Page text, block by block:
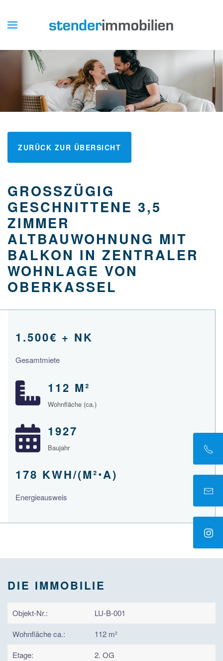
ZURÜCK ZUR ÜBERSICHT
GROSSZÜGIG G
ESCHNITTENE 3,5 Z
IMMER A
LTBAUWOHNUNG MIT B
ALKON IN ZENTRALER W
OHNLAGE VON O
BERKASSEL
1.500€ + NK
Gesamtmiete
112 M²
Wohnfläche (ca.)
1927
Baujahr
178 KWH/(M²ꞏA)
Energieausweis
DIE IMMOBILIE
Objekt-Nr.:
LU-B-001
Wohnfläche ca.:
112 m²
Etage:
2. OG